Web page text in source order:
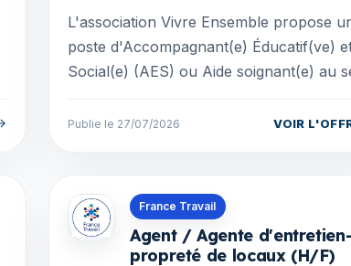
L'association Vivre Ensemble propose
poste d'Accompagnant(e) Éducatif(ve)
Social(e) (AES) ou Aide soignant(e) au
minimale du10 au 15...
Publie le 27/07/2026 VOIR
France Travail
Agent / Agente d'entretien-
propreté de locaux (H/F)
Offres en Saint-Pierre-et-Miquelon